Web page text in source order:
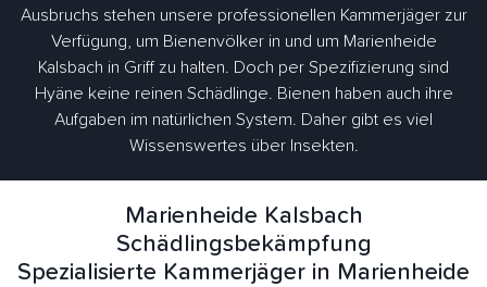
Ausbruchs stehen unsere professionellen Kammerjäger zur
Verfügung, um Bienenvölker in und um Marienheide
Kalsbach in Griff zu halten. Doch per Spezifizierung sind
Hyäne keine reinen Schädlinge. Bienen haben auch ihre
Aufgaben im natürlichen System. Daher gibt es viel
Wissenswertes über Insekten.
Marienheide Kalsbach
Schädlingsbekämpfung
Spezialisierte Kammerjäger in Marienheide